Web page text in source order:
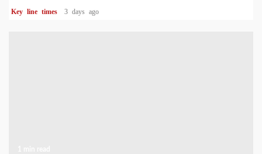
Key line times 3 days ago